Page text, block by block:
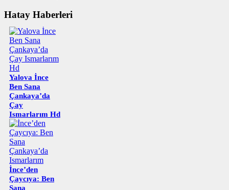
Hatay Haberleri
Yalova İnce
Ben Sana
Çankaya’da
Çay
Ismarlarım Hd
İnce’den
Çaycıya: Ben
Sana